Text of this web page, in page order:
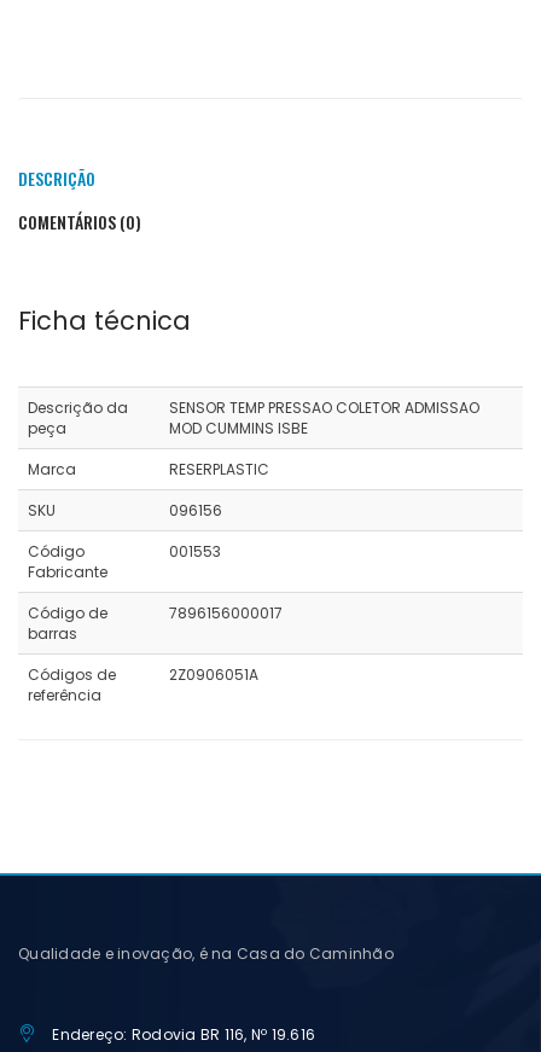
DESCRIÇÃO
COMENTÁRIOS (0)
Ficha técnica
Descrição da
peça
SENSOR TEMP PRESSAO COLETOR ADMISSAO
MOD CUMMINS ISBE
Marca
RESERPLASTIC
SKU
096156
Código
Fabricante
001553
Código de
barras
7896156000017
Códigos de
referência
2Z0906051A
Qualidade e inovação, é na Casa do Caminhão
Endereço: Rodovia BR 116, Nº 19.616